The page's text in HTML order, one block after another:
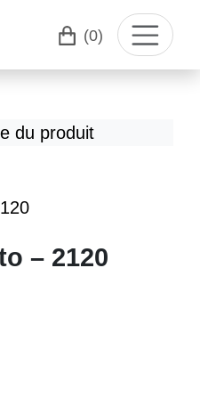
(0)
– 2120